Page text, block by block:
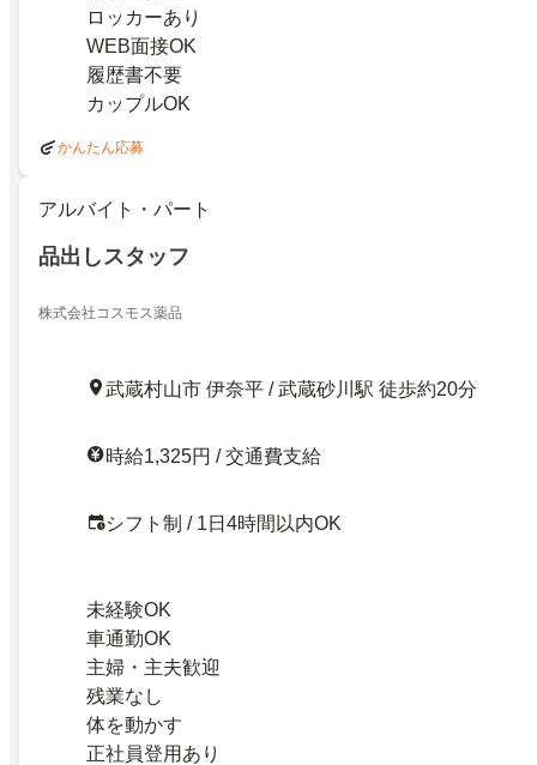
ロッカーあり
WEB面接OK
履歴書不要
カップルOK
かんたん応募
アルバイト・パート
品出しスタッフ
株式会社コスモス薬品
武蔵村山市 伊奈平 / 武蔵砂川駅 徒歩約20分
時給1,325円 / 交通費支給
シフト制 / 1日4時間以内OK
未経験OK
車通勤OK
主婦・主夫歓迎
残業なし
体を動かす
正社員登用あり